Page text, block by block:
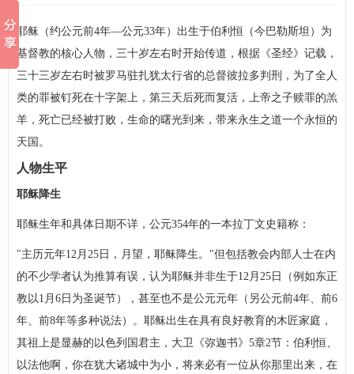
耶稣（约公元前4年—公元33年）出生于伯利恒（今巴勒斯坦）为
基督教的核心人物，三十岁左右时开始传道，根据《圣经》记载，
三十三岁左右时被罗马驻扎犹太行省的总督彼拉多判刑，为了全人
类的罪被钉死在十字架上，第三天后死而复活，上帝之子赎罪的羔
羊，死亡已经被打败，生命的曙光到来，带来永生之道一个永恒的
天国。
人物生平
耶稣降生
耶稣生年和具体日期不详，公元354年的一本拉丁文史籍称：
"主历元年12月25日，月望，耶稣降生。"但包括教会内部人士在内
的不少学者认为推算有误，认为耶稣并非生于12月25日（例如东正
教以1月6日为圣诞节），甚至也不是公元元年（另公元前4年、前6
年、前8年等多种说法）。耶稣出生在具有良好教育的木匠家庭，
其祖上是显赫的以色列国君主，大卫《弥迦书》5章2节：伯利恒、
以法他啊，你在犹大诸城中为小，将来必有一位从你那里出来，在